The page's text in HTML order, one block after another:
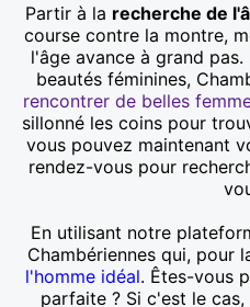
Partir à la recherche de
course contre la montre,
l'âge avance à grand
beautés féminines,
rencontrer de belles
sillonné les coins pour
vous pouvez maintenant
rendez-vous pour
En utilisant notre
Chambériennes qui, pour
l'homme idéal. Êtes-vous
parfaite ? Si c'est le